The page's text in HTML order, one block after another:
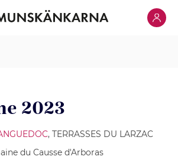
Klicka
2023
, TERRASSES DU LARZAC
du Causse d'Arboras